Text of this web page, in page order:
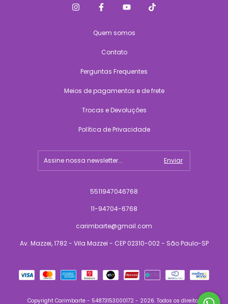
Quem somos
Contato
Perguntas Frequentes
Meios de pagamentos e de frete
Trocas e Devoluções
Política de Privacidade
5511947046768
11-94704-6768
carimbarte@gmail.com
Av. Mazzei, 1782 - Vila Mazzei - CEP 02310-002 - São Paulo-SP
Copyright Carimbarte - 54873153000172 - 2026. Todos os direitos